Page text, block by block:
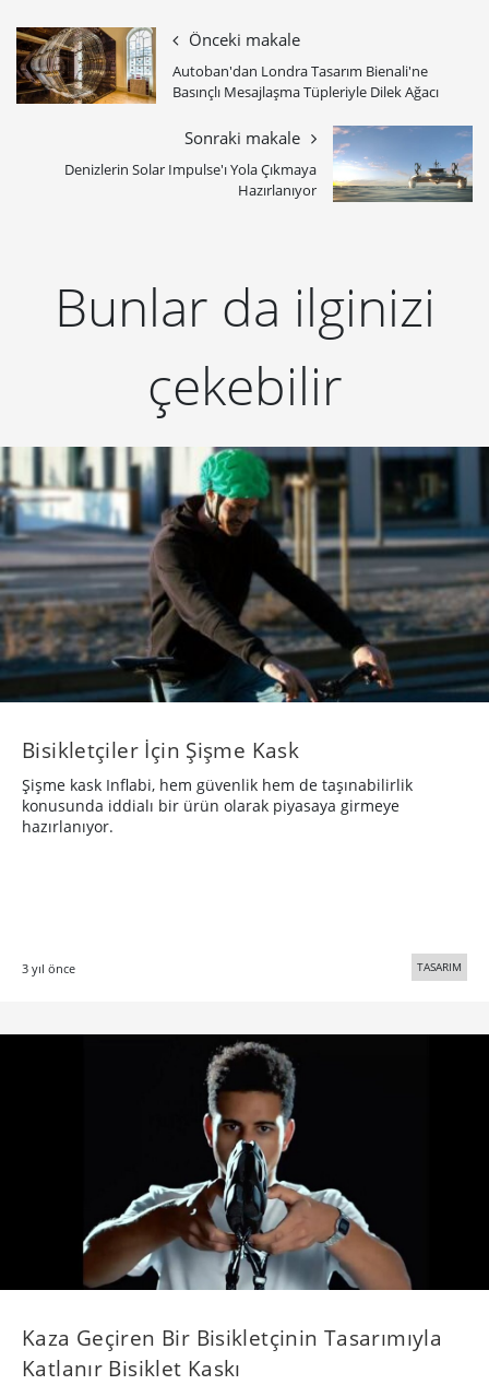
Önceki makale
Autoban'dan Londra Tasarım Bienali'ne
Basınçlı Mesajlaşma Tüpleriyle Dilek Ağacı
Sonraki makale
Denizlerin Solar Impulse'ı Yola Çıkmaya
Hazırlanıyor
Bunlar da ilginizi
çekebilir
Bisikletçiler İçin Şişme Kask
Şişme kask Inflabi, hem güvenlik hem de taşınabilirlik
konusunda iddialı bir ürün olarak piyasaya girmeye
hazırlanıyor.
3 yıl önce TASARIM
Kaza Geçiren Bir Bisikletçinin Tasarımıyla
Katlanır Bisiklet Kaskı